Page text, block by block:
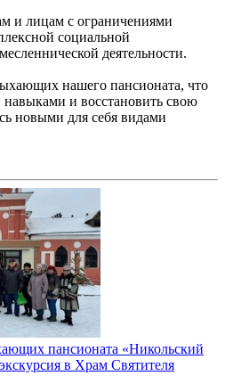
и лицам с ограничениями
социальной
деятельности.
нашего пансионата, что
и восстановить свою
новыми для себя видами
пансионата «Никольский
в Храм Святителя